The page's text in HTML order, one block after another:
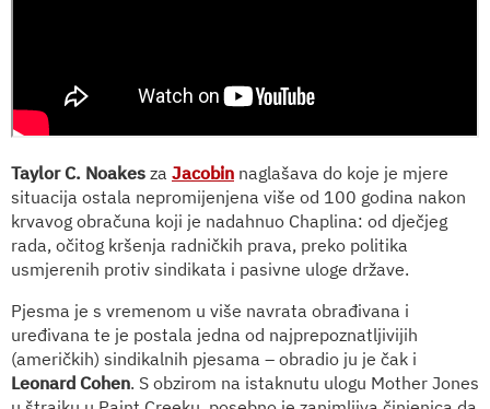
Taylor C. Noakes za Jacobin naglašava do koje je mjere
situacija ostala nepromijenjena više od 100 godina nakon
krvavog obračuna koji je nadahnuo Chaplina: od dječjeg
rada, očitog kršenja radničkih prava, preko politika
usmjerenih protiv sindikata i pasivne uloge države.
Pjesma je s vremenom u više navrata obrađivana i
uređivana te je postala jedna od najprepoznatljivijih
(američkih) sindikalnih pjesama – obradio ju je čak i
Leonard Cohen. S obzirom na istaknutu ulogu Mother Jones